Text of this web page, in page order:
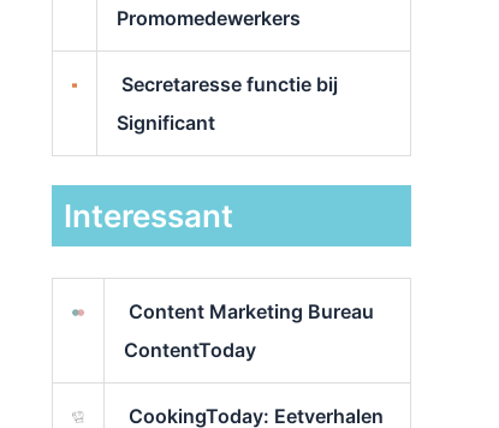
Promomedewerkers
Secretaresse functie bij
Significant
Interessant
Content Marketing Bureau
ContentToday
CookingToday: Eetverhalen